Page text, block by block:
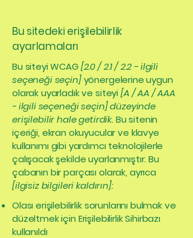
Bu sitedeki erişilebilirlik
ayarlamaları
Bu siteyi WCAG[2.0 / 2.1 / 2.2 - ilgili
seçeneği seçin]yönergelerine uygun
olarak uyarladık ve siteyi [A / AA / AAA
- ilgili seçeneği seçin] düzeyinde
erişilebilir hale getirdik. Bu sitenin
içeriği, ekran okuyucular ve klavye
kullanımı gibi yardımcı teknolojilerle
çalışacak şekilde uyarlanmıştır. Bu
çabanın bir parçası olarak, ayrıca
[ilgisiz bilgileri kaldırın]:
Olası erişilebilirlik sorunlarını bulmak ve
düzeltmek için Erişilebilirlik Sihirbazı
kullanıldı